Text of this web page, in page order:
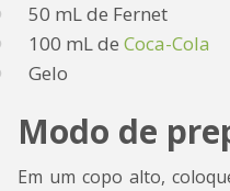
50 mL de Fernet
100 mL de Coca-Cola
Gelo
Modo de
Em um copo alto,